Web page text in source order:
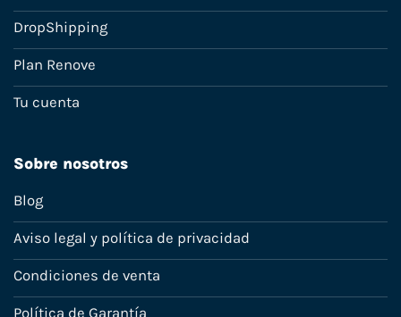
DropShipping
Plan Renove
Tu cuenta
Sobre nosotros
Blog
Aviso legal y política de privacidad
Condiciones de venta
Política de Garantía